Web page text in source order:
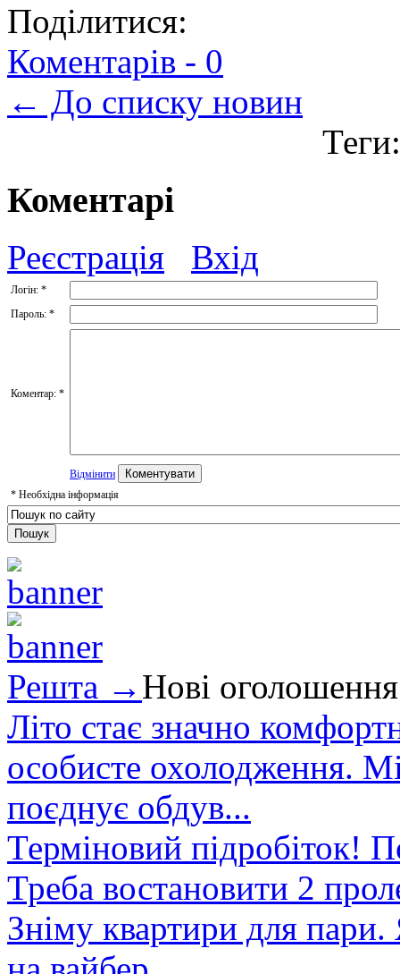
Поділитися:
Коментарів - 0
← До списку новин
Теги:
Коментарі
Реєстрація Вхід
Логін: *
Пароль: *
Коментар: *
Відмінити
* Необхідна інформація
Решта → Нові оголошення
Літо стає значно
особисте охолодження.
поєднує обдув...
Терміновий підробіток!
Треба востановити 2
Зніму квартири для